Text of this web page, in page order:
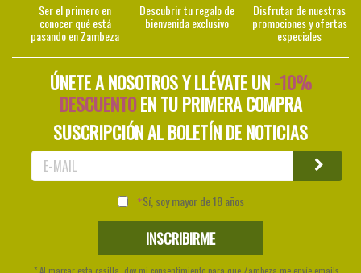
Ser el primero en
conocer qué está
pasando en Zambeza
Descubrir tu regalo de
bienvenida exclusivo
Disfrutar de nuestras
promociones y ofertas
especiales
ÚNETE A NOSOTROS Y LLÉVATE UN-10%
DESCUENTOEN TU PRIMERA COMPRA
SUSCRIPCIÓN AL BOLETÍN DE NOTICIAS
Sí, soy mayor de 18 años